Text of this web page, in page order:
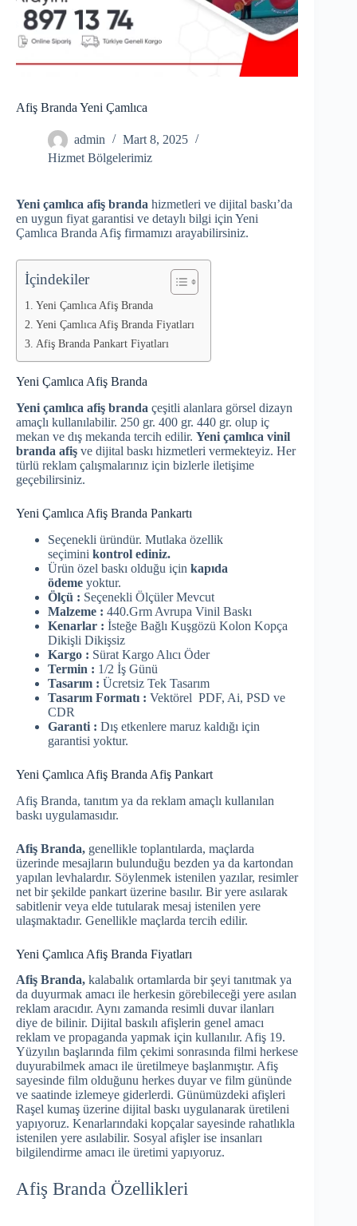
Afiş Branda Yeni Çamlıca
admin
Mart 8, 2025
Hizmet Bölgelerimiz
Yeni çamlıca afiş branda hizmetleri ve dijital baskı’da
en uygun fiyat garantisi ve detaylı bilgi için Yeni
Çamlıca Branda Afiş firmamızı arayabilirsiniz.
İçindekiler
Yeni Çamlıca Afiş Branda
Yeni Çamlıca Afiş Branda Fiyatları
Afiş Branda Pankart Fiyatları
Yeni Çamlıca Afiş Branda
Yeni çamlıca afiş branda çeşitli alanlara görsel dizayn
amaçlı kullanılabilir. 250 gr. 400 gr. 440 gr. olup iç
mekan ve dış mekanda tercih edilir. Yeni çamlıca vinil
branda afiş ve dijital baskı hizmetleri vermekteyiz. Her
türlü reklam çalışmalarınız için bizlerle iletişime
geçebilirsiniz.
Yeni Çamlıca Afiş Branda Pankartı
Seçenekli üründür. Mutlaka özellik
seçimini kontrol ediniz.
Ürün özel baskı olduğu için kapıda
ödeme yoktur.
Ölçü : Seçenekli Ölçüler Mevcut
Malzeme : 440.Grm Avrupa Vinil Baskı
Kenarlar : İsteğe Bağlı Kuşgözü Kolon Kopça
Dikişli Dikişsiz
Kargo : Sürat Kargo Alıcı Öder
Termin : 1/2 İş Günü
Tasarım : Ücretsiz Tek Tasarım
Tasarım Formatı : Vektörel PDF, Ai, PSD ve
CDR
Garanti : Dış etkenlere maruz kaldığı için
garantisi yoktur.
Yeni Çamlıca Afiş Branda Afiş Pankart
Afiş Branda, tanıtım ya da reklam amaçlı kullanılan
baskı uygulamasıdır.
Afiş Branda, genellikle toplantılarda, maçlarda
üzerinde mesajların bulunduğu bezden ya da kartondan
yapılan levhalardır. Söylenmek istenilen yazılar, resimler
net bir şekilde pankart üzerine basılır. Bir yere asılarak
sabitlenir veya elde tutularak mesaj istenilen yere
ulaşmaktadır. Genellikle maçlarda tercih edilir.
Yeni Çamlıca Afiş Branda Fiyatları
Afiş Branda, kalabalık ortamlarda bir şeyi tanıtmak ya
da duyurmak amacı ile herkesin görebileceği yere asılan
reklam aracıdır. Aynı zamanda resimli duvar ilanları
diye de bilinir. Dijital baskılı afişlerin genel amacı
reklam ve propaganda yapmak için kullanılır. Afiş 19.
Yüzyılın başlarında film çekimi sonrasında filmi herkese
duyurabilmek amacı ile üretilmeye başlanmıştır. Afiş
sayesinde film olduğunu herkes duyar ve film gününde
ve saatinde izlemeye giderlerdi. Günümüzdeki afişleri
Raşel kumaş üzerine dijital baskı uygulanarak üretileni
yapıyoruz. Kenarlarındaki kopçalar sayesinde rahatlıkla
istenilen yere asılabilir. Sosyal afişler ise insanları
bilgilendirme amacı ile üretimi yapıyoruz.
Afiş Branda Özellikleri